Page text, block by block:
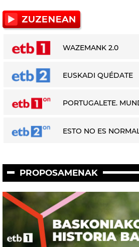
WAZEMANK 2.0
EUSKADI QUÉDATE
PORTUGALETE.
ESTO NO ES
PROPOSAMENAK